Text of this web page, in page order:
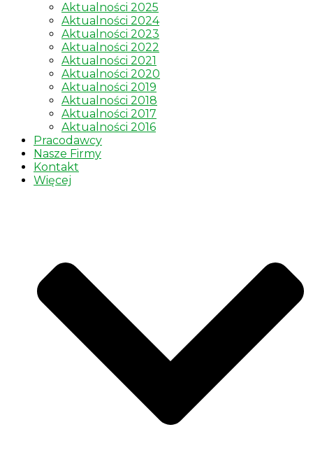
Aktualności 2025
Aktualności 2024
Aktualności 2023
Aktualności 2022
Aktualności 2021
Aktualności 2020
Aktualności 2019
Aktualności 2018
Aktualności 2017
Aktualności 2016
Pracodawcy
Nasze Firmy
Kontakt
Więcej